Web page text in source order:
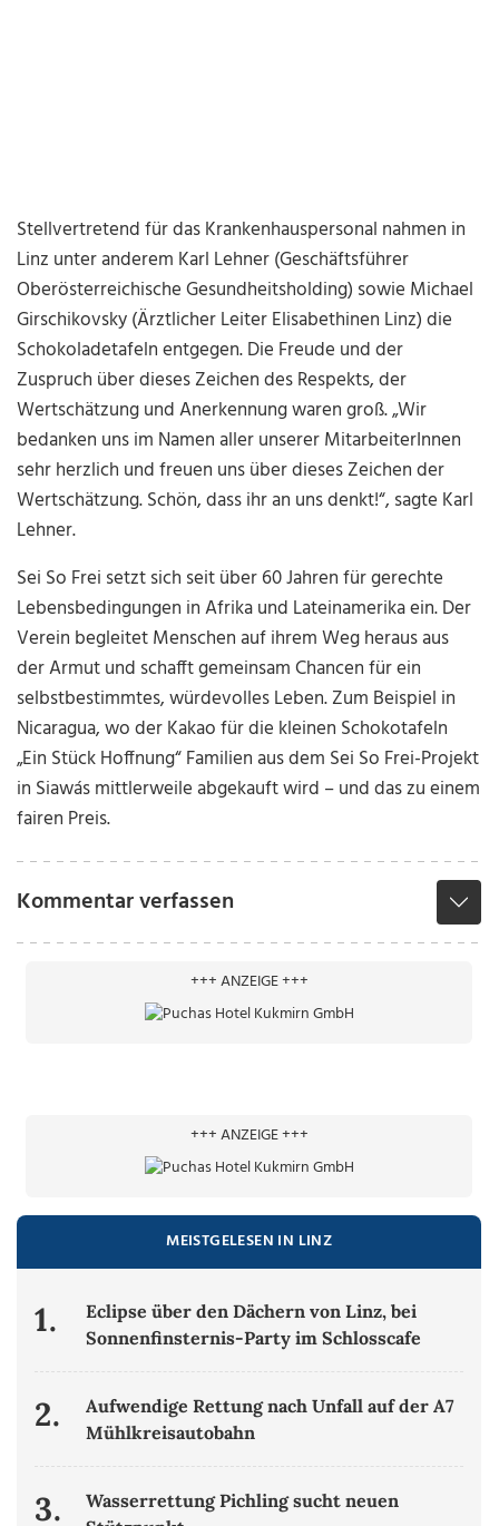
Stellvertretend für das Krankenhauspersonal nahmen in
Linz unter anderem Karl Lehner (Geschäftsführer
Oberösterreichische Gesundheitsholding) sowie Michael
Girschikovsky (Ärztlicher Leiter Elisabethinen Linz) die
Schokoladetafeln entgegen. Die Freude und der
Zuspruch über dieses Zeichen des Respekts, der
Wertschätzung und Anerkennung waren groß. „Wir
bedanken uns im Namen aller unserer MitarbeiterInnen
sehr herzlich und freuen uns über dieses Zeichen der
Wertschätzung. Schön, dass ihr an uns denkt!“, sagte Karl
Lehner.
Sei So Frei setzt sich seit über 60 Jahren für gerechte
Lebensbedingungen in Afrika und Lateinamerika ein. Der
Verein begleitet Menschen auf ihrem Weg heraus aus
der Armut und schafft gemeinsam Chancen für ein
selbstbestimmtes, würdevolles Leben. Zum Beispiel in
Nicaragua, wo der Kakao für die kleinen Schokotafeln
„Ein Stück Hoffnung“ Familien aus dem Sei So Frei-Projekt
in Siawás mittlerweile abgekauft wird – und das zu einem
fairen Preis.
Kommentar verfassen
+++ ANZEIGE +++
+++ ANZEIGE +++
MEISTGELESEN IN LINZ
1.
Eclipse über den Dächern von Linz, bei
Sonnenfinsternis-Party im Schlosscafe
2.
Aufwendige Rettung nach Unfall auf der A7
Mühlkreisautobahn
3.
Wasserrettung Pichling sucht neuen